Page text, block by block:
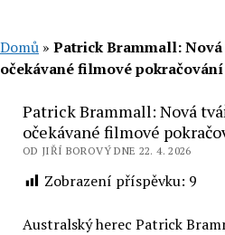
Domů » Patrick Brammall:
očekávané filmové pokračování
Patrick Brammall: Nová
očekávané filmové
OD JIŘÍ BOROVÝ DNE 22. 4. 2026
Zobrazení příspěvku: 9
Australský herec Patrick